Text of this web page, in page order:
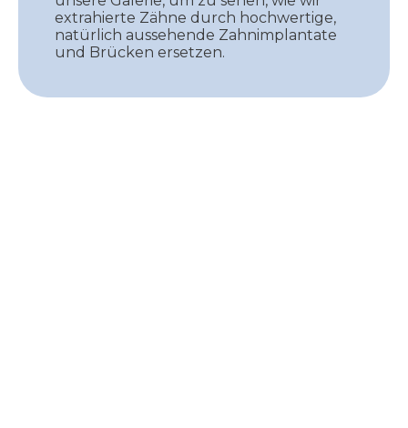
extrahierte Zähne durch hochwertige,
natürlich aussehende Zahnimplantate
und Brücken ersetzen.